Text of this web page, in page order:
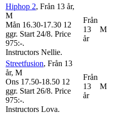
Hiphop 2, Från 13 år,
M
Mån 16.30-17.30 12
ggr. Start 24/8. Price
975:-.
Instructors Nellie.
Från
13
år
M
Streetfusion, Från 13
år, M
Ons 17.50-18.50 12
ggr. Start 26/8. Price
975:-.
Instructors Lova.
Från
13
år
M